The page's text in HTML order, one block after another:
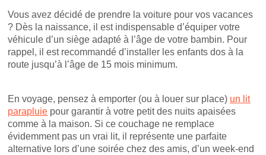
Vous avez décidé de prendre la voiture pour vos vacances
? Dès la naissance, il est indispensable d’équiper votre
véhicule d’un siège adapté à l’âge de votre bambin. Pour
rappel, il est recommandé d’installer les enfants dos à la
route jusqu’à l’âge de 15 mois minimum.
En voyage, pensez à emporter (ou à louer sur place) un lit
parapluie pour garantir à votre petit des nuits apaisées
comme à la maison. Si ce couchage ne remplace
évidemment pas un vrai lit, il représente une parfaite
alternative lors d’une soirée chez des amis, d’un week-end